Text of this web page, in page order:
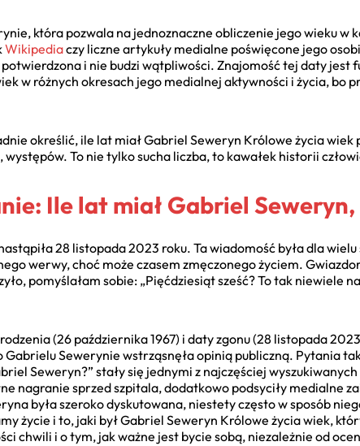
która pozwala na jednoznaczne obliczenie jego wieku w
Wikipediaczy liczne artykuły medialne poświęcone jego
i nie budzi wątpliwości. Znajomość tej daty jest
w różnych okresach jego medialnej aktywności i życia, bo
określić, ile lat miał Gabriel Seweryn Królowe życia wiek
To nie tylko sucha liczba, to kawałek historii
Ile lat miał Gabriel Seweryn,
28 listopada 2023 roku. Ta wiadomość była dla wielu
werwy, choć może czasem zmęczonego życiem.
pomyślałam sobie: „Pięćdziesiąt sześć? To tak niewiele
(26 października 1967) i daty zgonu (28 listopada
Sewerynie wstrząsnęła opinią publiczną. Pytania
Seweryn?” stały się jednymi z najczęściej
nagranie sprzed szpitala, dodatkowo podsyciły medialne
była szeroko dyskutowana, niestety często w sposób
życie i to, jaki był Gabriel Seweryn Królowe życia wiek,
chwili i o tym, jak ważne jest bycie sobą, niezależnie od